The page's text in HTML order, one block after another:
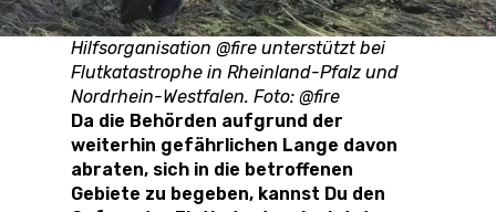
Hilfsorganisation @fire unterstützt bei
Flutkatastrophe in Rheinland-Pfalz und
Nordrhein-Westfalen. Foto: @fire
Da die Behörden aufgrund der
weiterhin gefährlichen Lange davon
abraten, sich in die betroffenen
Gebiete zu begeben, kannst Du den